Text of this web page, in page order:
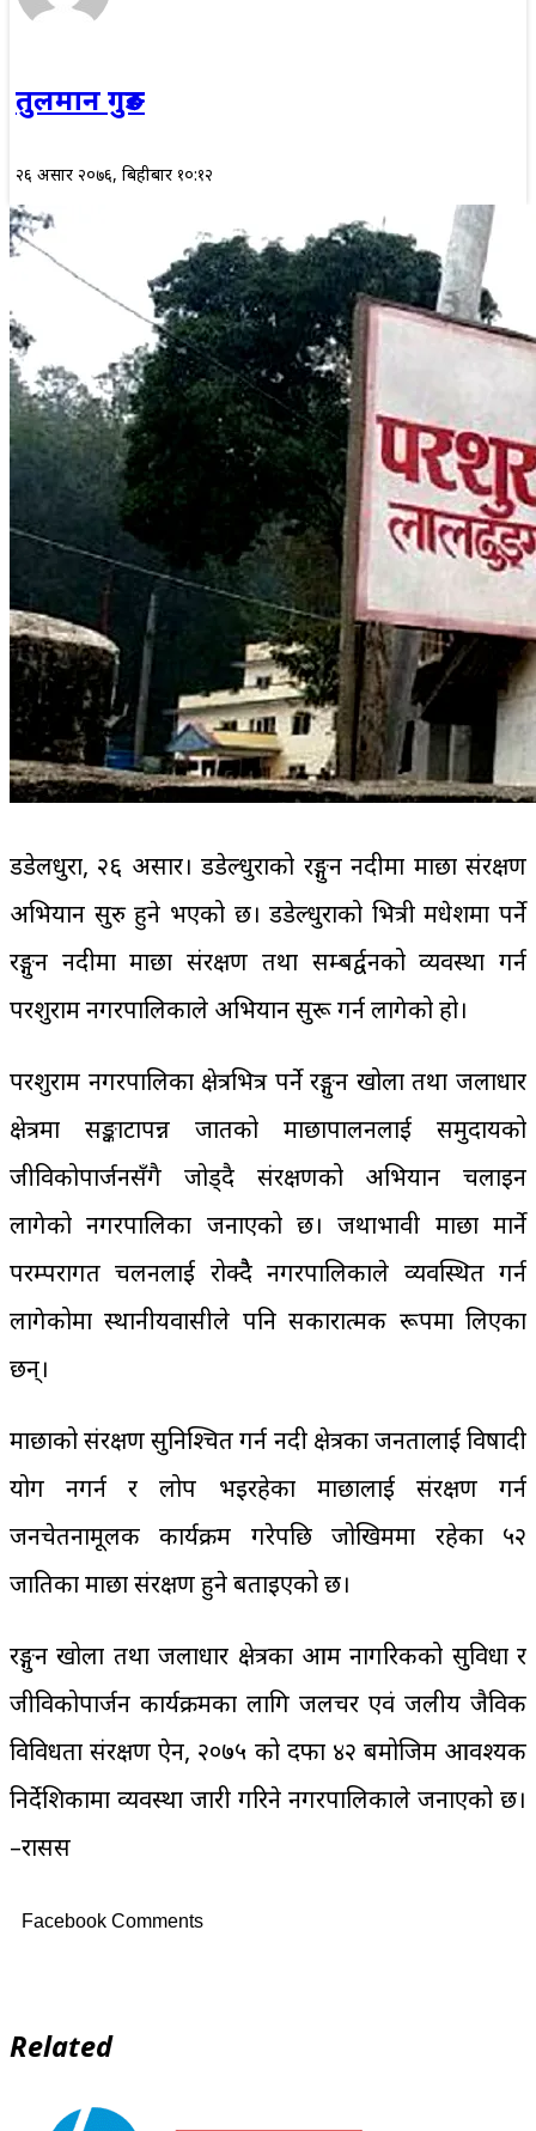
तुलमान गुरुङ
२६ असार २०७६, बिहीबार १०:१२
डडेलधुरा, २६ असार। डडेल्धुराको रङ्गुन नदीमा माछा संरक्षण
अभियान सुरु हुने भएको छ। डडेल्धुराको भित्री मधेशमा पर्ने
रङ्गुन नदीमा माछा संरक्षण तथा सम्बर्द्वनको व्यवस्था गर्न
परशुराम नगरपालिकाले अभियान सुरू गर्न लागेको हो।
परशुराम नगरपालिका क्षेत्रभित्र पर्ने रङ्गुन खोला तथा जलाधार
क्षेत्रमा सङ्काटापन्न जातको माछापालनलाई समुदायको
जीविकोपार्जनसँगै जोड्दै संरक्षणको अभियान चलाइन
लागेको नगरपालिका जनाएको छ। जथाभावी माछा मार्ने
परम्परागत प्रचलनलाई रोक्दैै नगरपालिकाले व्यवस्थित गर्न
लागेकोमा स्थानीयवासीले पनि सकारात्मक रूपमा लिएका
छन्।
माछाको संरक्षण सुनिश्चित गर्न नदी क्षेत्रका जनतालाई विषादी
प्रयोग नगर्न र लोप भइरहेका माछालाई संरक्षण गर्न
जनचेतनामूलक कार्यक्रम गरेपछि जोखिममा रहेका ५२
प्रजातिका माछा संरक्षण हुने बताइएको छ।
रङ्गुन खोला तथा जलाधार क्षेत्रका आम नागरिकको सुविधा र
जीविकोपार्जन कार्यक्रमका लागि जलचर एवं जलीय जैविक
विविधता संरक्षण ऐन, २०७५ को दफा ४२ बमोजिम आवश्यक
निर्देशिकामा व्यवस्था जारी गरिने नगरपालिकाले जनाएको छ।
–रासस
Facebook Comments
Related